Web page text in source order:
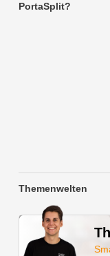
PortaSplit?
Themenwelten